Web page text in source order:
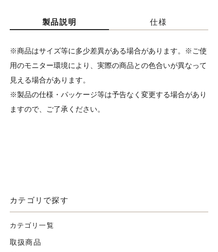
お知らせ
採用情報
製品説明 仕様
※商品はサイズ等に多少差異がある場合があります。※ご使
用のモニター環境により、実際の商品との色合いが異なって
見える場合があります。
※製品の仕様・パッケージ等は予告なく変更する場合があり
ますので、ご了承ください。
カテゴリで探す
カテゴリ一覧
取扱商品